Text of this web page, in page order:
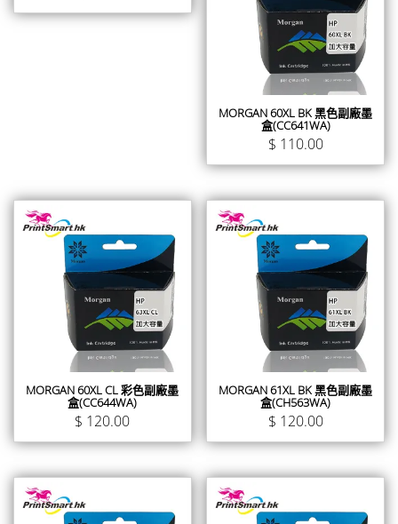
MORGAN 60XL BK 黑色副廠墨
盒(CC641WA)
$ 110.00
MORGAN 60XL CL 彩色副廠墨
盒(CC644WA)
$ 120.00
MORGAN 61XL BK 黑色副廠墨
盒(CH563WA)
$ 120.00